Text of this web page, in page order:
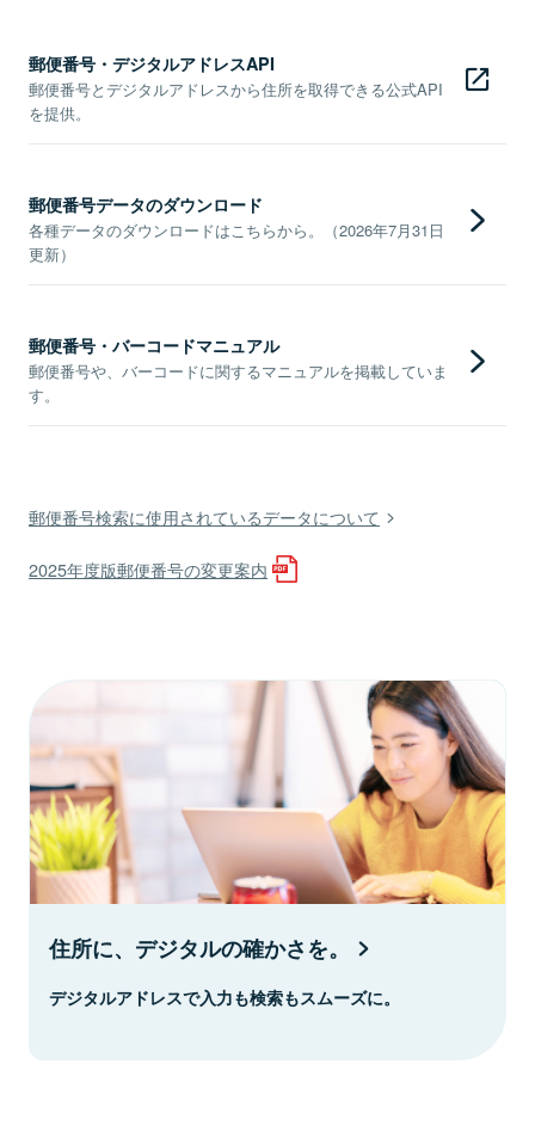
郵便番号・デジタルアドレスAPI
郵便番号とデジタルアドレスから住所を取得できる公式API
を提供。
郵便番号データのダウンロード
各種データのダウンロードはこちらから。（2026年7月31日
更新）
郵便番号・バーコードマニュアル
郵便番号や、バーコードに関するマニュアルを掲載していま
す。
郵便番号検索に使用されているデータについて
2025年度版郵便番号の変更案内
住所に、デジタルの確かさを。
デジタルアドレスで入力も検索もスムーズに。